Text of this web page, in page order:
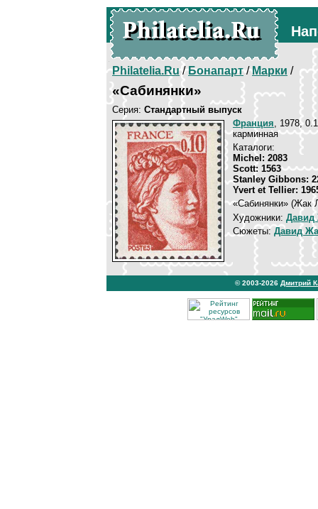
Philatelia.Ru/Бонапарт/Марки /
«Сабинянки»
Серия: Стандартный выпуск
Франция, 1978,
карминная
Каталоги:
Michel: 2083
Scott: 1563
Stanley Gibbons:
Yvert et Tellier:
«Сабинянки» (Жак
Художники: Давид
Сюжеты: Давид
© 2003-2026 Дмитрий